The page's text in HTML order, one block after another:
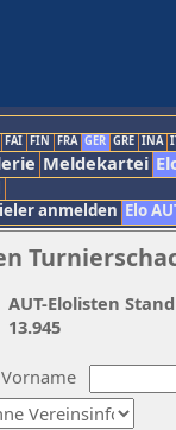
FAI FIN FRA GER GRE INA
Meldekartei
anmelden Elo
Vorname
AUT-Elolisten
13.945